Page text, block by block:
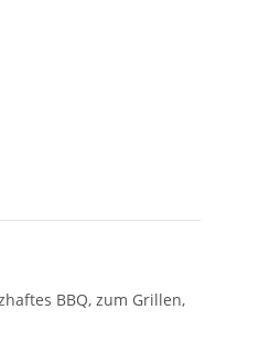
BBQ, zum Grillen,